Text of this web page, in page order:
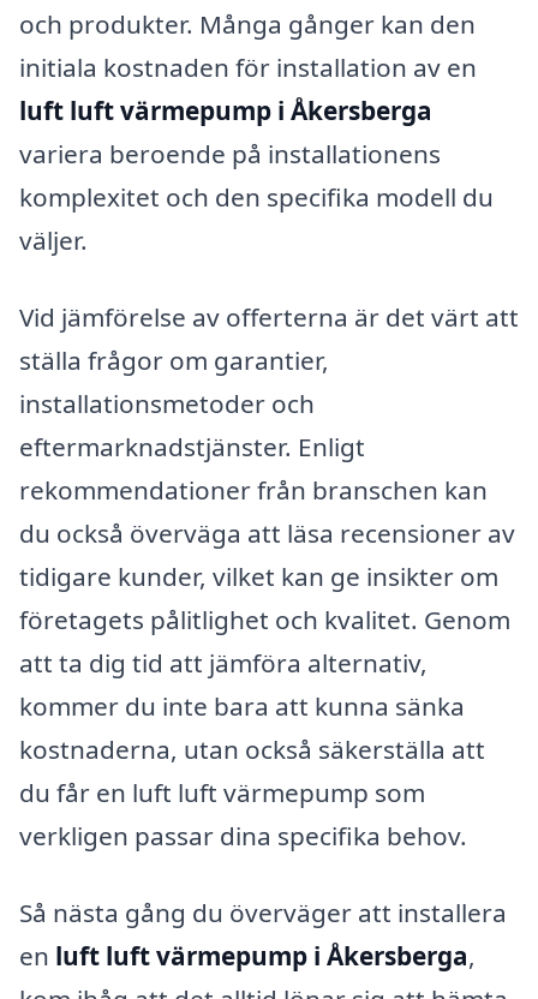
och produkter. Många gånger kan den
initiala kostnaden för installation av en
luft luft värmepump i Åkersberga
variera beroende på installationens
komplexitet och den specifika modell du
väljer.
Vid jämförelse av offerterna är det värt att
ställa frågor om garantier,
installationsmetoder och
eftermarknadstjänster. Enligt
rekommendationer från branschen kan
du också överväga att läsa recensioner av
tidigare kunder, vilket kan ge insikter om
företagets pålitlighet och kvalitet. Genom
att ta dig tid att jämföra alternativ,
kommer du inte bara att kunna sänka
kostnaderna, utan också säkerställa att
du får en luft luft värmepump som
verkligen passar dina specifika behov.
Så nästa gång du överväger att installera
en luft luft värmepump i Åkersberga,